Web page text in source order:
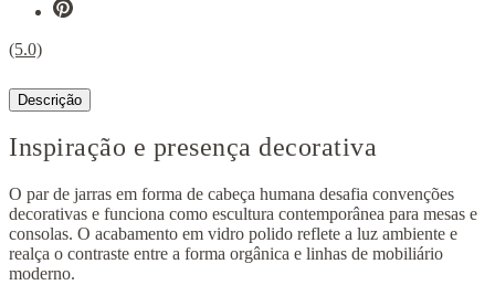
(5.0)
Descrição
Inspiração e presença decorativa
O par de jarras em forma de cabeça humana desafia convenções
decorativas e funciona como escultura contemporânea para mesas e
consolas. O acabamento em vidro polido reflete a luz ambiente e
realça o contraste entre a forma orgânica e linhas de mobiliário
moderno.